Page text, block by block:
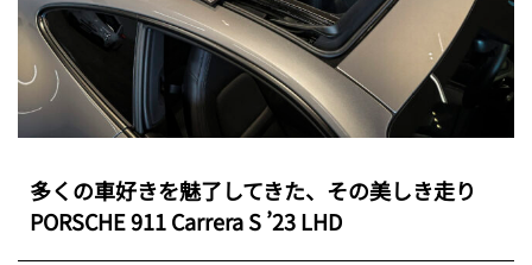
多くの車好きを魅了してきた、その美しき走り
PORSCHE 911 Carrera S ’23 LHD